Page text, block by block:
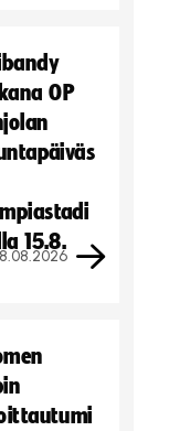
OP
15.8.